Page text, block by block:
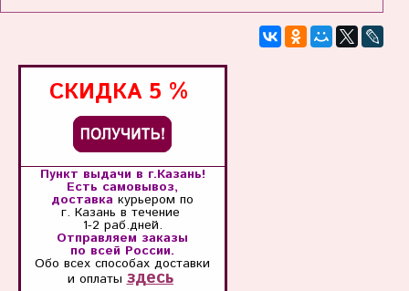
СКИДКА 5 %
Пункт выдачи в г.Казань!
Есть самовывоз,
доставка курьером по
г. Казань в течение
1-2 раб.дней.
Отправляем заказы
по всей России.
Обо всех способахдоставки
и оплаты здесь